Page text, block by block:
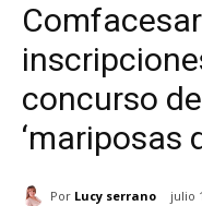
concurso
‘mariposas
Por Lucy serrano julio